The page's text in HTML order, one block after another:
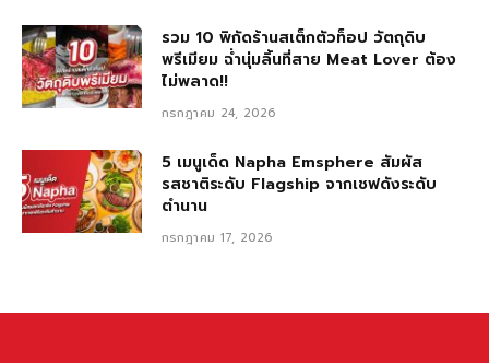
รวม 10 พิกัดร้านสเต็กตัวท็อป วัตถุดิบ
พรีเมียม ฉ่ำนุ่มลิ้นที่สาย Meat Lover ต้อง
ไม่พลาด!!
กรกฎาคม 24, 2026
5 เมนูเด็ด Napha Emsphere สัมผัส
รสชาติระดับ Flagship จากเชฟดังระดับ
ตำนาน
กรกฎาคม 17, 2026